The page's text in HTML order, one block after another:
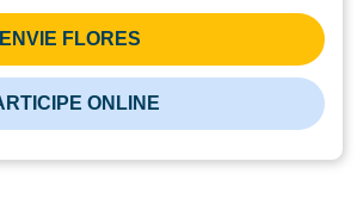
ENVIE FLORES
ONLINE